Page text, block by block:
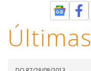
Últimas